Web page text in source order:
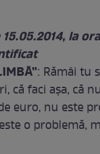
la
: Rămâi tu
că faci aşa, că
euro, nu este
o problemă,